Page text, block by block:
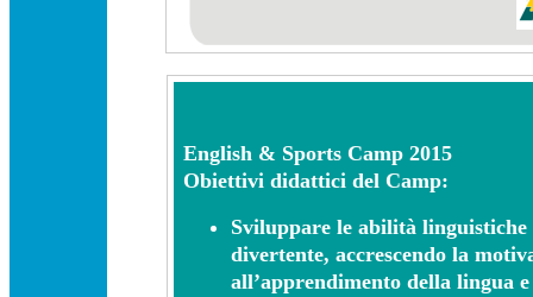
English & Sports Camp 2015
Obiettivi didattici del Camp:
Sviluppare le abilità
divertente, accrescendo la
all’apprendimento della lingua